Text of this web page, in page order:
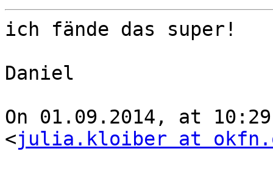
ich fände das super!
Daniel
On 01.09.2014, at
<julia.kloiber at